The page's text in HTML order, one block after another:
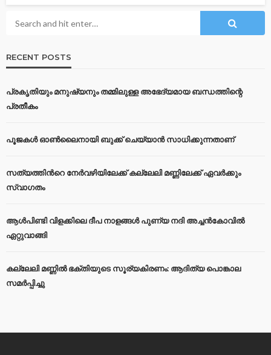
RECENT POSTS
പ്രകൃതിയും മനുഷ്യനും തമ്മിലുള്ള അഭേദ്യമായ ബന്ധത്തിന്റെ
പ്രതീകം
പൂജകൾ ഓൺലൈനായി ബുക്ക് ചെയ്യാൻ സാധിക്കുന്നതാണ്
സത്യത്തിന്‍റെ നേര്‍വഴിയിലേക്ക് കല്ലേലി മണ്ണിലേക്ക് ഏവർക്കും
സ്വാഗതം
ആൾപിണ്ടി വിളക്കിലെ ദീപ നാളങ്ങൾ പുണ്യ നദി അച്ചൻകോവിൽ
ഏറ്റുവാങ്ങി
കല്ലേലി മണ്ണില്‍ ഭക്തിയുടെ സൂര്യകിരണം: ആദിത്യ പൊങ്കാല
സമര്‍പ്പിച്ചു